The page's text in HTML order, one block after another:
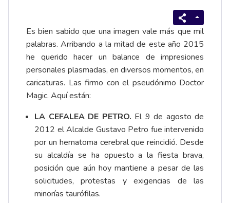
Es bien sabido que una imagen vale más que mil
palabras. Arribando a la mitad de este año 2015
he querido hacer un balance de impresiones
personales plasmadas, en diversos momentos, en
caricaturas. Las firmo con el pseudónimo Doctor
Magic. Aquí están:
LA CEFALEA DE PETRO. El 9 de agosto de
2012 el Alcalde Gustavo Petro fue intervenido
por un hematoma cerebral que reincidió. Desde
su alcaldía se ha opuesto a la fiesta brava,
posición que aún hoy mantiene a pesar de las
solicitudes, protestas y exigencias de las
minorías taurófilas.